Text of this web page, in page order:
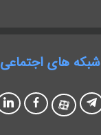
شبکه های اجتماعی